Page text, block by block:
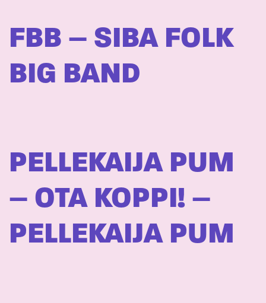
FBB – SIBA FOLK
BIG BAND
PELLEKAIJA PUM
– OTA KOPPI! –
PELLEKAIJA PUM